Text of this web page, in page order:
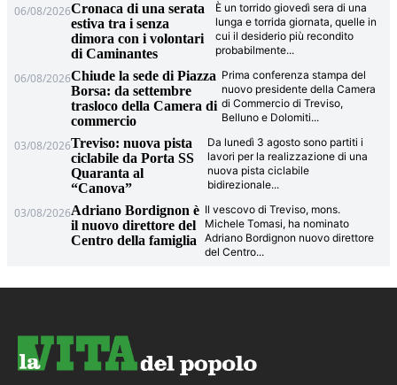
06/08/2026Cronaca di una serata
estiva tra i senza
dimora con i volontari
di Caminantes
È un torrido giovedì sera di una
lunga e torrida giornata, quelle in
cui il desiderio più recondito
probabilmente...
06/08/2026Chiude la sede di Piazza
Borsa: da settembre
trasloco della Camera di
commercio
Prima conferenza stampa del
nuovo presidente della Camera
di Commercio di Treviso,
Belluno e Dolomiti...
03/08/2026Treviso: nuova pista
ciclabile da Porta SS
Quaranta al
“Canova”
Da lunedì 3 agosto sono partiti i
lavori per la realizzazione di una
nuova pista ciclabile
bidirezionale...
03/08/2026Adriano Bordignon è
il nuovo direttore del
Centro della famiglia
Il vescovo di Treviso, mons.
Michele Tomasi, ha nominato
Adriano Bordignon nuovo direttore
del Centro...